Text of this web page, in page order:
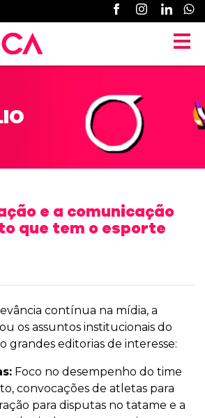
e a comunicação
que tem o esporte
contínua na mídia, a
os assuntos institucionais do
grandes editorias de interesse:
Foco no desempenho do time
convocações de atletas para
para disputas no tatame e a